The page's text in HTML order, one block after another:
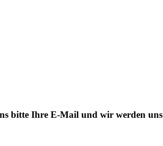
bitte Ihre E-Mail und wir werden